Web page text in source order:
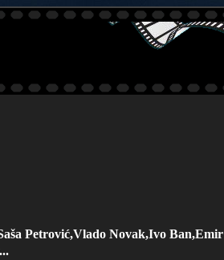
Petrović,Vlado Novak,Ivo Ban,Emir